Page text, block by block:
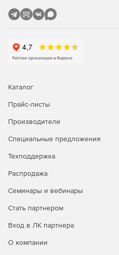
Каталог
Прайс-листы
Производители
Специальные предложения
Техподдержка
Распродажа
Семинары и вебинары
Стать партнером
Вход в ЛК партнера
О компании